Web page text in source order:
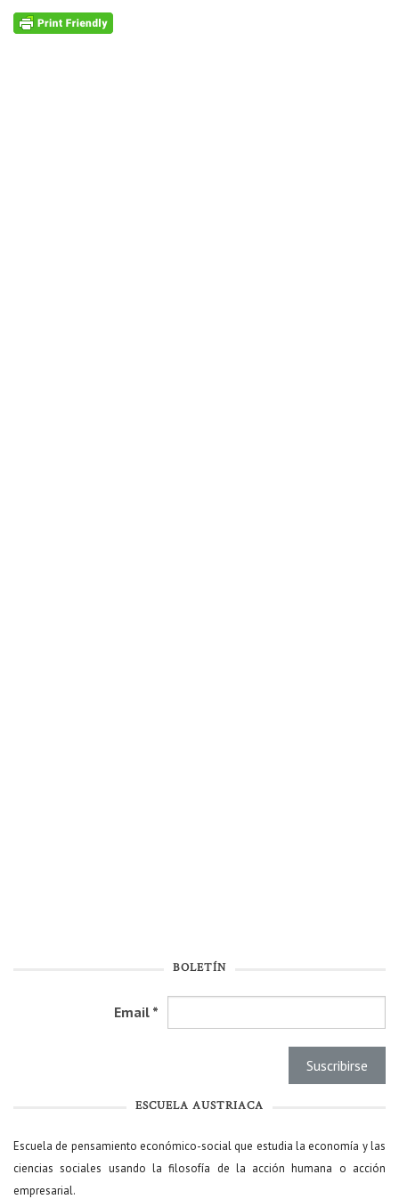
BOLETÍN
Email *
ESCUELA AUSTRIACA
Escuela de pensamiento económico-social que estudia la economía y las
ciencias sociales usando la filosofía de la acción humana o acción
empresarial.